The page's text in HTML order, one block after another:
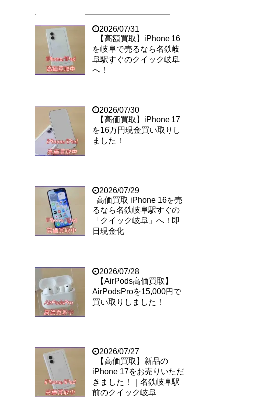
2026/07/31
【高額買取】iPhone 16
を岐阜で売るなら名鉄岐
阜駅すぐのクイック岐阜
へ！
2026/07/30
【高価買取】iPhone 17
を16万円現金買い取りし
ました！
2026/07/29
高価買取 iPhone 16を売
るなら名鉄岐阜駅すぐの
「クイック岐阜」へ！即
日現金化
2026/07/28
【AirPods高価買取】
AirPodsProを15,000円で
買い取りしました！
2026/07/27
【高価買取】新品の
iPhone 17をお売りいただ
きました！｜名鉄岐阜駅
前のクイック岐阜